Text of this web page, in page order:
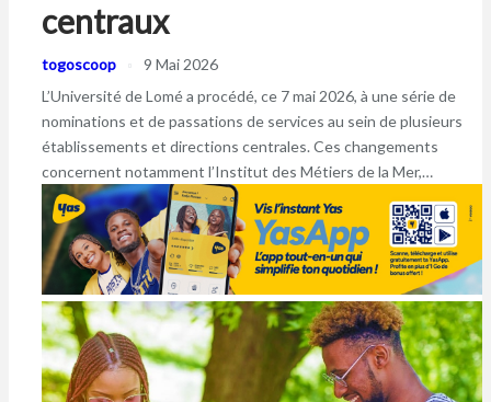
centraux
togoscoop
9 Mai 2026
L’Université de Lomé a procédé, ce 7 mai 2026, à une série de
nominations et de passations de services au sein de plusieurs
établissements et directions centrales. Ces changements
concernent notamment l’Institut des Métiers de la Mer,…